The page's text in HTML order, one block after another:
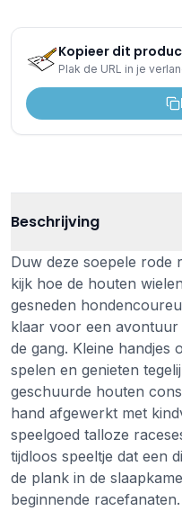
Kopieer dit
Plak de URL in je
Beschrijving
Duw deze soepele rode
kijk hoe de houten
gesneden
klaar voor een
de gang. Kleine handjes
spelen en genieten
geschuurde houten
hand afgewerkt met
speelgoed talloze
tijdloos speeltje dat een
de plank in de
beginnende racefanaten.